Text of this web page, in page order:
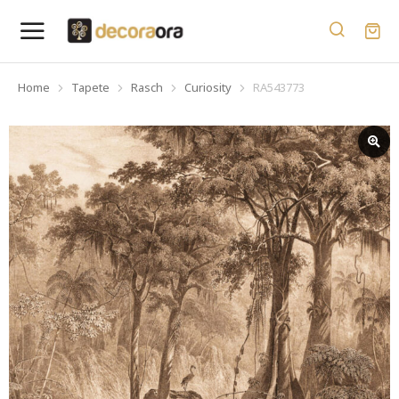
You are here:
Home Tapete Rasch Curiosity RA543773